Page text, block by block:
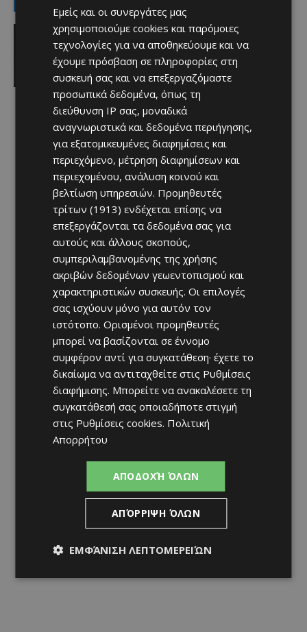
Αθλητικά
Μια συγκλονιστική εξομολόγηση του
Μέσι για τον πατέρα του (ΒΙΝΤΕΟ)
Afentiko - 09/08/2026
Εμείς και οι συνεργάτες μας
χρησιμοποιούμε cookies και παρόμοιες
τεχνολογίες για να αποθηκεύουμε και να
έχουμε πρόσβαση σε πληροφορίες στη
συσκευή σας και να επεξεργαζόμαστε
προσωπικά δεδομένα, όπως τη
διεύθυνση IP σας, μοναδικά
αναγνωριστικά και δεδομένα περιήγησης,
για εξατομικευμένες διαφημίσεις και
περιεχόμενο, μέτρηση διαφημίσεων και
περιεχομένου, ανάλυση κοινού και
βελτίωση υπηρεσιών. Προμηθευτές
τρίτων (1913) ενδέχεται επίσης να
επεξεργάζονται τα δεδομένα σας για
αυτούς και άλλους σκοπούς,
συμπεριλαμβανομένης της χρήσης
ακριβών δεδομένων γεωεντοπισμού και
χαρακτηριστικών συσκευής. Οι επιλογές
σας ισχύουν μόνο για αυτόν τον
ιστότοπο. Ορισμένοι προμηθευτές
μπορεί να βασίζονται σε έννομο
συμφέρον αντί για συγκατάθεση· έχετε το
δικαίωμα να αντιταχθείτε στις Ρυθμίσεις
διαφήμισης. Μπορείτε να ανακαλέσετε τη
συγκατάθεσή σας οποιαδήποτε στιγμή
στις Ρυθμίσεις cookies. Πολιτική
Απορρήτου
ΑΠΟΔΟΧΉ ΌΛΩΝ
ΑΠΌΡΡΙΨΗ ΌΛΩΝ
ΕΜΦΆΝΙΣΗ ΛΕΠΤΟΜΕΡΕΙΏΝ